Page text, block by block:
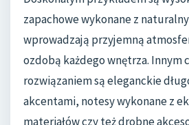
zapachowe wykonane z
wprowadzają przyjemną
ozdobą każdego wnętrza. Innym
rozwiązaniem są eleganckie
akcentami, notesy wykonane z
materiałów czy też drobne